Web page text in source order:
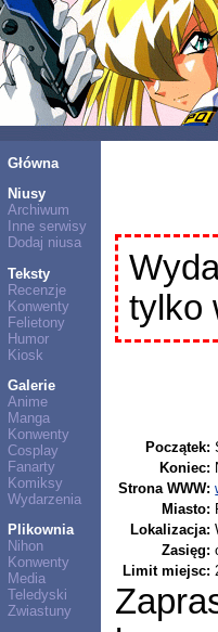
Główna
Niusy
Archiwum
Inne serwisy
Dodaj niusa
Teksty
Recenzje
Konwenty
Felietony
Humor
Kiosk
Galerie
Anime
Manga
Konwenty
Cosplay
Fanarty
Komiksy
Wydarzenia
Plikownia
Nihon
Konwenty
Media
Teledyski
Zwiastuny
tylko
Początek:
Koniec:
Strona WWW:
Miasto:
Lokalizacja:
Zasięg:
Limit miejsc: